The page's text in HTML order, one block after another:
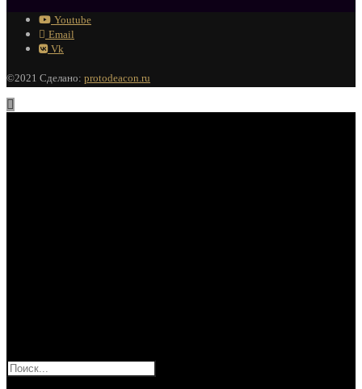
Youtube
Email
Vk
©2021 Сделано: protodeacon.ru